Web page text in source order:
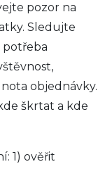
pozor na
Sledujte
potřeba
objednávky.
škrtat a kde
1) ověřit